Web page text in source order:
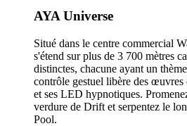
AYA Universe
Situé dans le centre commercial
s'étend sur plus de 3 700 mètres
distinctes, chacune ayant un
contrôle gestuel libère des
et ses LED hypnotiques.
verdure de Drift et serpentez le
Pool.